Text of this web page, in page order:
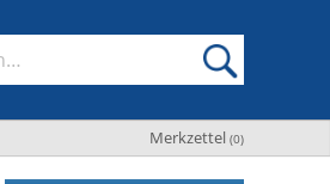
Merkzettel (0)